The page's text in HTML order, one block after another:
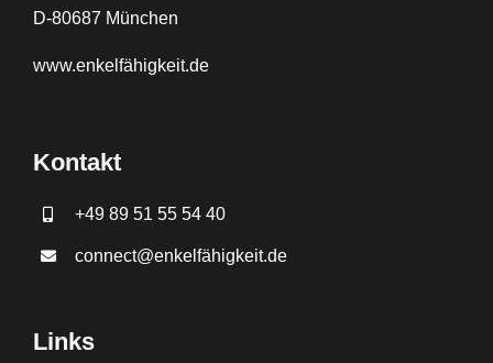
D-80687 München
www.enkelfähigkeit.de
Kontakt
+49 89 51 55 54 40
connect@enkelfähigkeit.de
Links